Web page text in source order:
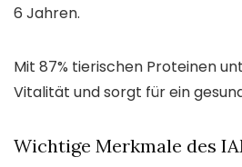
6 Jahren.
Mit 87% tierischen Proteinen
Vitalität und sorgt für ein
Wichtige Merkmale des